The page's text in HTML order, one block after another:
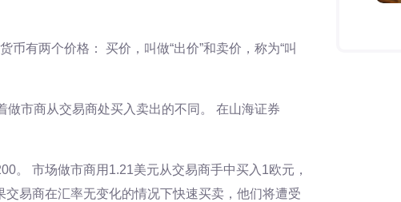
有两个价格： 买价，叫做“出价”和卖价，称为“叫
做市商从交易商处买入卖出的不同。 在山海证券
。 市场做市商用1.21美元从交易商手中买入1欧元，
易商在汇率无变化的情况下快速买卖，他们将遭受